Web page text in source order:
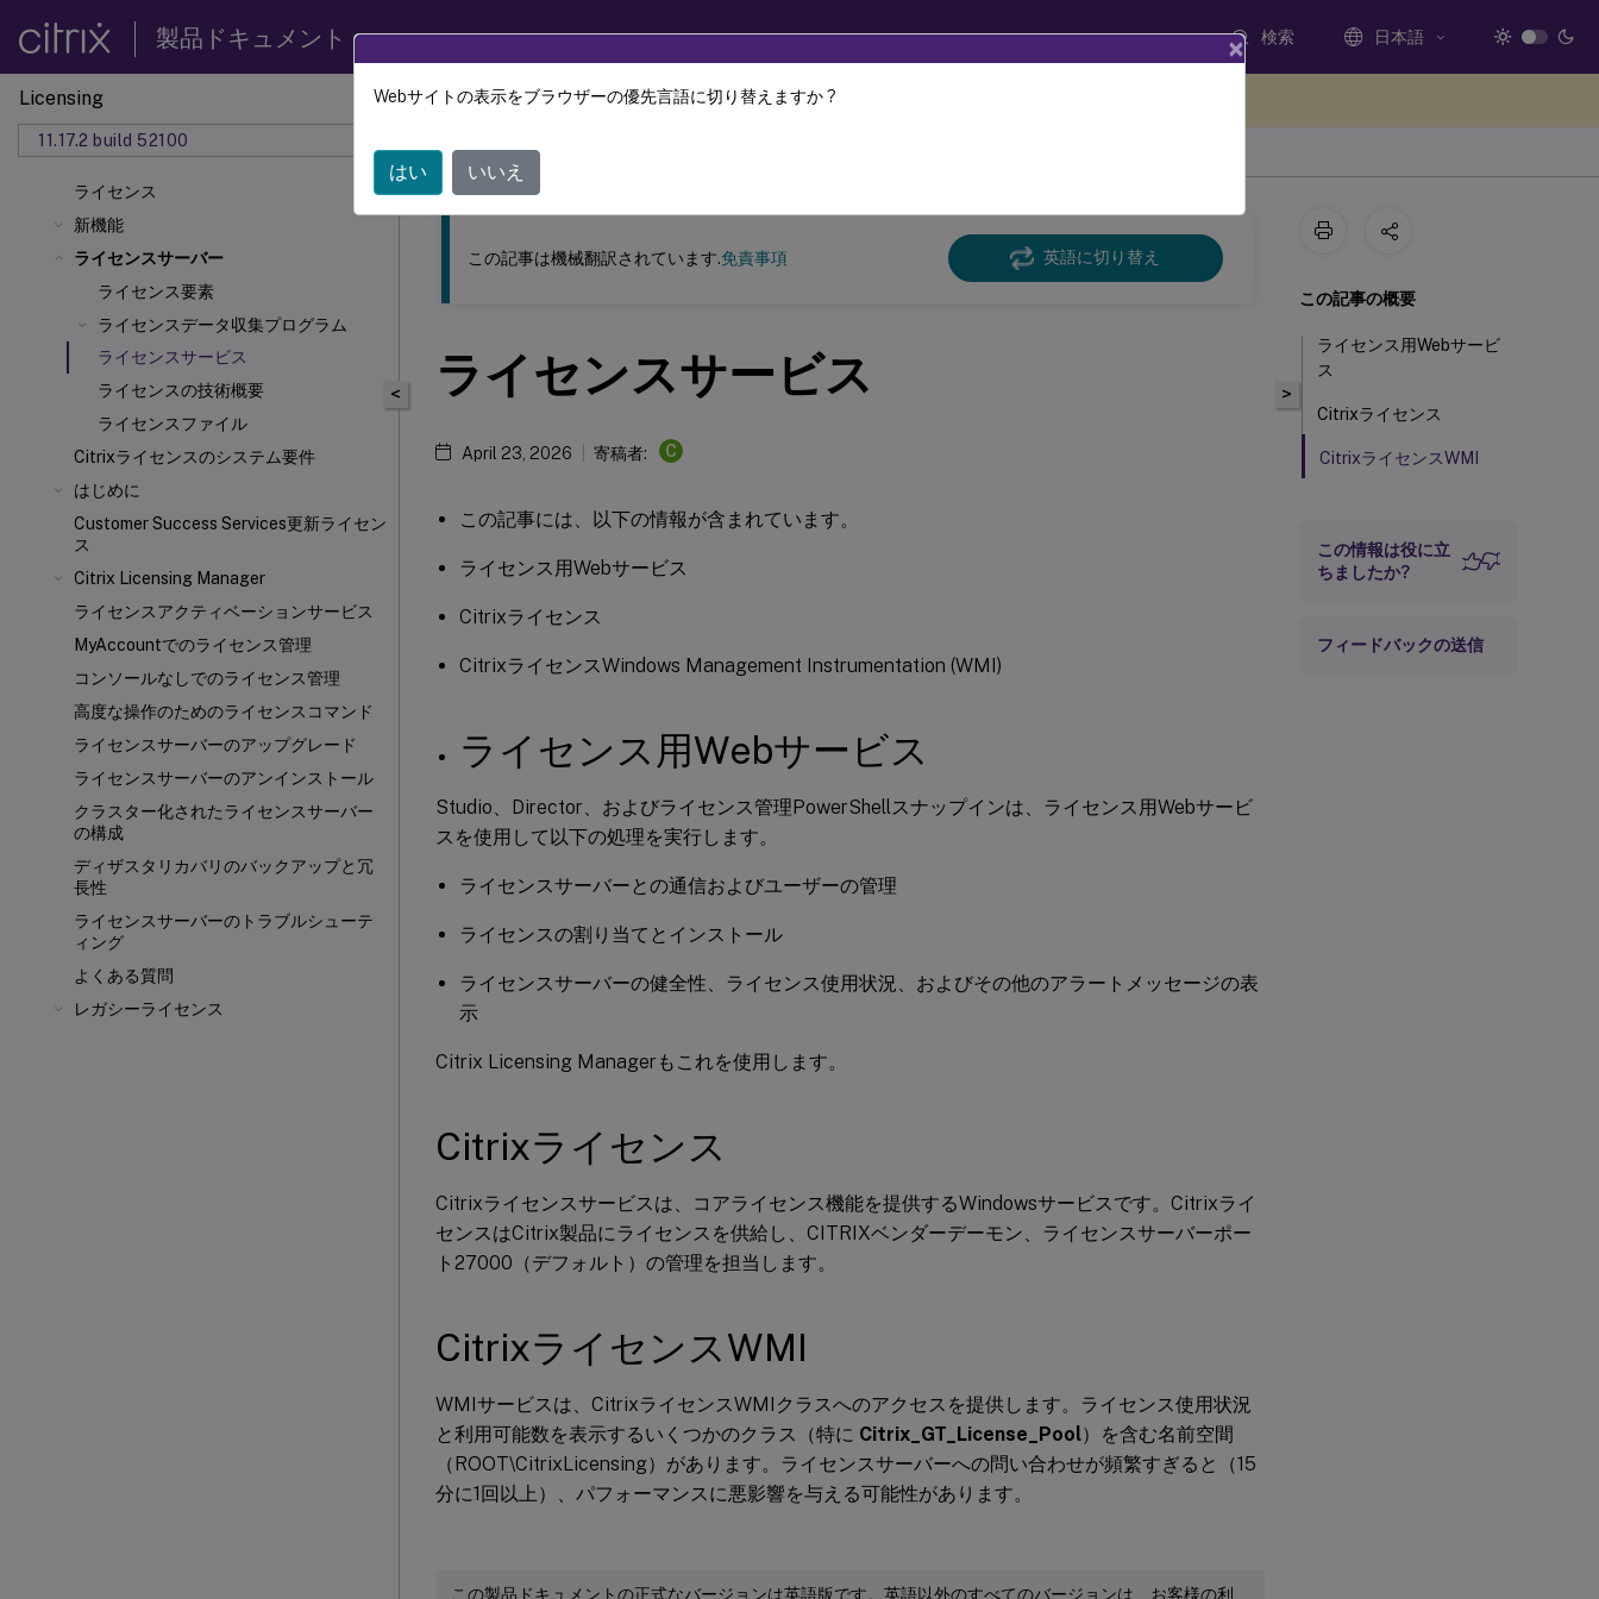
製品ドキュメント 検索 日本語
Licensing
11.17.2 build 52100
ライセンス
新機能
ライセンスサーバー
ライセンス要素
ライセンスデータ収集プログラム
ライセンスサービス
ライセンスの技術概要
ライセンスファイル
Citrixライセンスのシステム要件
はじめに
Customer Success Services更新ライセン
ス
Citrix Licensing Manager
ライセンスアクティベーションサービス
MyAccountでのライセンス管理
コンソールなしでのライセンス管理
高度な操作のためのライセンスコマンド
ライセンスサーバーのアップグレード
ライセンスサーバーのアンインストール
クラスター化されたライセンスサーバー
の構成
ディザスタリカバリのバックアップと冗
長性
ライセンスサーバーのトラブルシューテ
ィング
よくある質問
レガシーライセンス
このコンテンツは動的に機械翻訳されています。
ライセンス
<
この記事は機械翻訳されています.免責事項 英語に切り替え
ライセンスサービス
April 23, 2026 寄稿者: C
この記事には、以下の情報が含まれています。
ライセンス用Webサービス
Citrixライセンス
CitrixライセンスWindows Management Instrumentation (WMI)
ライセンス用Webサービス
Studio、Director、およびライセンス管理PowerShellスナップインは、ライセンス用Webサービ
スを使用して以下の処理を実行します。
ライセンスサーバーとの通信およびユーザーの管理
ライセンスの割り当てとインストール
ライセンスサーバーの健全性、ライセンス使用状況、およびその他のアラートメッセージの表
示
Citrix Licensing Managerもこれを使用します。
Citrixライセンス
Citrixライセンスサービスは、コアライセンス機能を提供するWindowsサービスです。Citrixライ
センスはCitrix製品にライセンスを供給し、CITRIXベンダーデーモン、ライセンスサーバーポー
ト27000（デフォルト）の管理を担当します。
CitrixライセンスWMI
WMIサービスは、CitrixライセンスWMIクラスへのアクセスを提供します。ライセンス使用状況
と利用可能数を表示するいくつかのクラス（特に Citrix_GT_License_Pool）を含む名前空間
（ROOT\CitrixLicensing）があります。ライセンスサーバーへの問い合わせが頻繁すぎると（15
分に1回以上）、パフォーマンスに悪影響を与える可能性があります。
この製品ドキュメントの正式なバージョンは英語版です。英語以外のすべてのバージョンは、お客様の利
>
この記事の概要
ライセンス用Webサービ
ス
Citrixライセンス
CitrixライセンスWMI
この情報は役に立
ちましたか?
フィードバックの送信
×
Webサイトの表示をブラウザーの優先言語に切り替えますか ?
はい いいえ